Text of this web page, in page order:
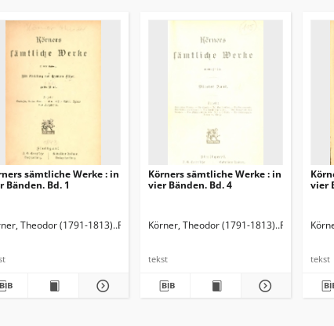
sämtliche Werke : in
Bänden. Bd. 1
Theodor (1791-1813) Fischer, Hermann (1851-1920). Przedm.
Körners sämtliche Werke : in
vier Bänden. Bd. 4
Körner, Theodor (1791-1813) Fischer,
tekst
vier
tekst